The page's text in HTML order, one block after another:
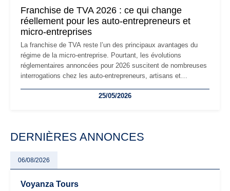
Franchise de TVA 2026 : ce qui change
réellement pour les auto-entrepreneurs et
micro-entreprises
La franchise de TVA reste l’un des principaux avantages du
régime de la micro-entreprise. Pourtant, les évolutions
réglementaires annoncées pour 2026 suscitent de nombreuses
interrogations chez les auto-entrepreneurs, artisans et
facturation ou risque de bascule vers la TVA : les règles
25/05/2026
DERNIÈRES ANNONCES
06/08/2026
Voyanza Tours